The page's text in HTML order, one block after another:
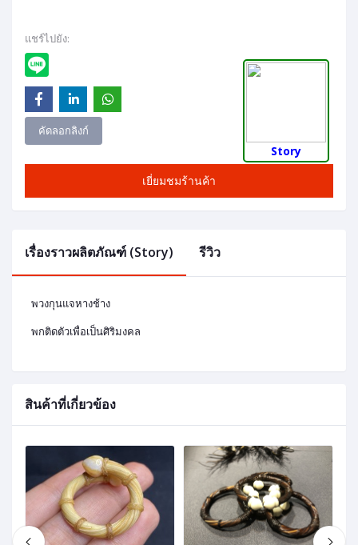
แชร์ไปยัง:
คัดลอกลิงก์
เยี่ยมชมร้านค้า
Story
เรื่องราวผลิตภัณฑ์ (Story) รีวิว
พวงกุนแจหางช้าง
พกติดตัวเพื่อเป็นศิริมงคล
สินค้าที่เกี่ยวข้อง